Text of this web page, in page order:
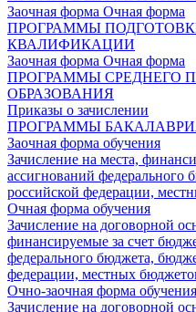
Заочная форма Очная форма
ПРОГРАММЫ
КВАЛИФИКАЦИИ
Заочная форма Очная форма
ПРОГРАММЫ СРЕДНЕГО
ОБРАЗОВАНИЯ
Приказы о зачислении
ПРОГРАММЫ
Заочная форма обучения
Зачисление на места,
ассигнований федерального
российской федерации,
Очная форма обучения
Зачисление на договорной
финансируемые за счет
федерального бюджета,
федерации, местных
Очно-заочная форма обучения
Зачисление на договорной